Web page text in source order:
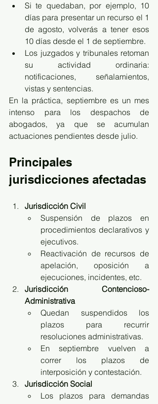
Si te quedaban, por ejemplo, 10
días para presentar un recurso el 1
de agosto, volverás a tener esos
10 días desde el 1 de septiembre.
Los juzgados y tribunales retoman
su actividad ordinaria:
notificaciones, señalamientos,
vistas y sentencias.
En la práctica, septiembre es un mes
intenso para los despachos de
abogados, ya que se acumulan
actuaciones pendientes desde julio.
Principales
jurisdicciones afectadas
Jurisdicción Civil
Suspensión de plazos en
procedimientos declarativos y
ejecutivos.
Reactivación de recursos de
apelación, oposición a
ejecuciones, incidentes, etc.
Jurisdicción Contencioso-
Administrativa
Quedan suspendidos los
plazos para recurrir
resoluciones administrativas.
En septiembre vuelven a
correr los plazos de
interposición y contestación.
Jurisdicción Social
Los plazos para demandas